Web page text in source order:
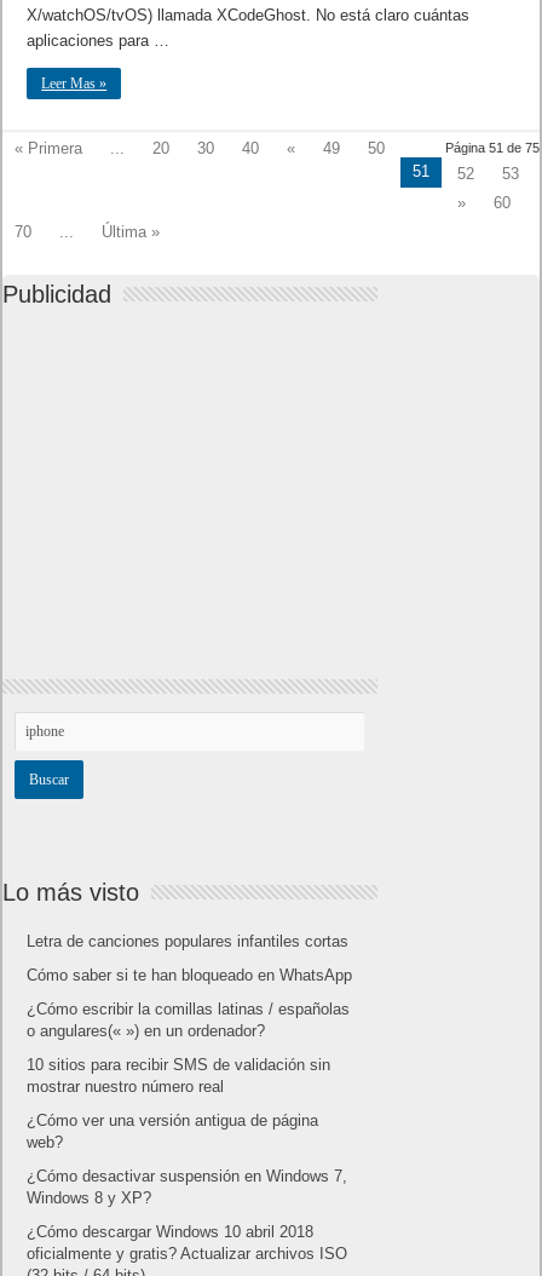
X/watchOS/tvOS) llamada XCodeGhost. No está claro cuántas
aplicaciones para …
Leer Mas »
Página 51 de 75
« Primera ... 20 30 40 « 49
50
51
52
53
»
60
70
... Última »
Publicidad
Lo más visto
Letra de canciones populares infantiles cortas
Cómo saber si te han bloqueado en WhatsApp
¿Cómo escribir la comillas latinas / españolas
o angulares(« ») en un ordenador?
10 sitios para recibir SMS de validación sin
mostrar nuestro número real
¿Cómo ver una versión antigua de página
web?
¿Cómo desactivar suspensión en Windows 7,
Windows 8 y XP?
¿Cómo descargar Windows 10 abril 2018
oficialmente y gratis? Actualizar archivos ISO